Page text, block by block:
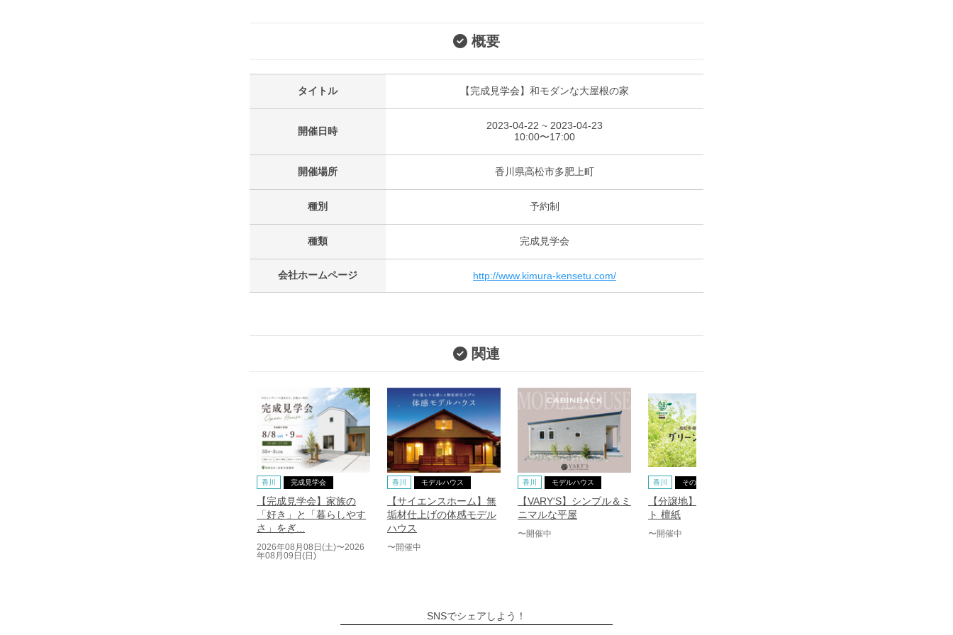
概要
タイトル 【完成見学会】和モダンな大屋根の家
開催日時
2023-04-22 ~ 2023-04-23
10:00〜17:00
開催場所 香川県高松市多肥上町
種別 予約制
種類 完成見学会
会社ホームページ http://www.kimura-kensetu.com/
関連
香川 完成見学会
【完成見学会】家族の
「好き」と「暮らしやす
さ」をぎ...
2026年08月08日(土)〜2026
年08月09日(日)
香川 モデルハウス
【サイエンスホーム】無
垢材仕上げの体感モデル
ハウス
〜開催中
香川 モデルハウス
【VARY'S】シンプル＆ミ
ニマルな平屋
〜開催中
香川 その他
【分譲地】グリーンノー
ト 檀紙
〜開催中
SNSでシェアしよう！